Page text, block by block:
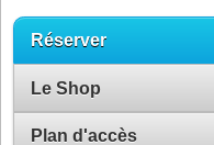
Réserver
Le Shop
Plan d'accès